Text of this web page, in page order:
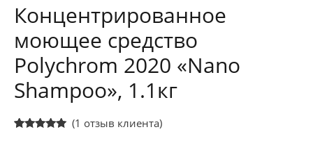
Концентрированное
моющее средство
Polychrom 2020 «Nano
Shampoo», 1.1кг
(1 отзыв клиента)